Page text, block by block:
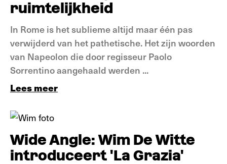
ruimtelijkheid
In Rome is het sublieme altijd maar één pas
verwijderd van het pathetische. Het zijn woorden
van Napeolon die door regisseur Paolo
Sorrentino aangehaald werden ...
Lees meer
Wide Angle: Wim De Witte
introduceert 'La Grazia'